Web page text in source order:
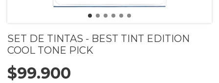
SET DE TINTAS - BEST TINT EDITION
COOL TONE PICK
$99.900